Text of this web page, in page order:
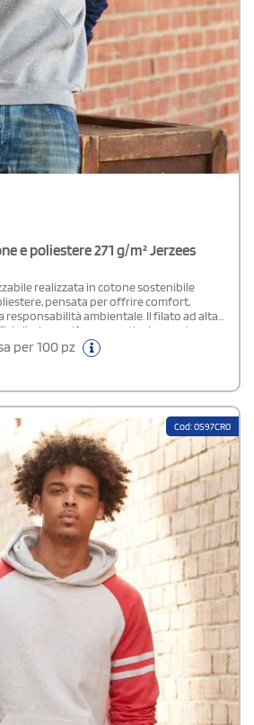
e poliestere 271 g/m² Jerzees
realizzata in cotone sostenibile
pensata per offrire comfort,
responsabilità ambientale. Il filato ad alta
liscia e uniforme, particolarmente
grafiche o messaggi promozionali. Il
foderato a 2 strati con occhielli,
sul collo e maniche in colore a
e moderno. La cucitura ad ago
del capo. Completano la felpa la tasca
e base a costine 1x1 per una vestibilità
per 100 pz
Cod: 0S97CR0